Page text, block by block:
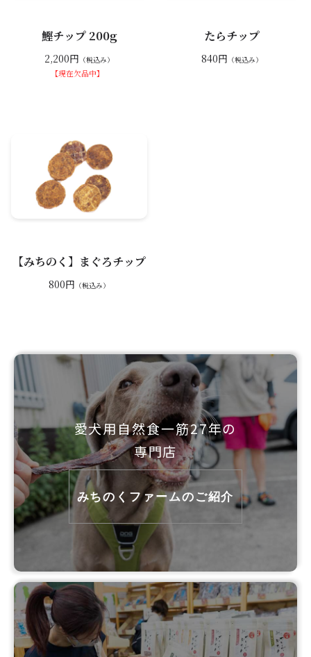
鰹チップ 200g
2,200円 （税込み）
【現在欠品中】
たらチップ
840円 （税込み）
【みちのく】まぐろチップ
800円 （税込み）
愛犬用自然食一筋27年の
専門店
みちのくファームのご紹介